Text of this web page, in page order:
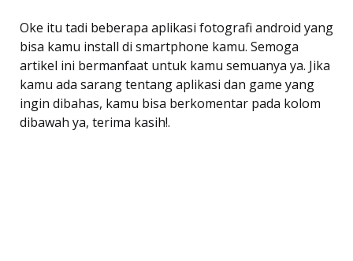
Oke itu tadi beberapa aplikasi fotografi android yang
bisa kamu install di smartphone kamu. Semoga
artikel ini bermanfaat untuk kamu semuanya ya. Jika
kamu ada sarang tentang aplikasi dan game yang
ingin dibahas, kamu bisa berkomentar pada kolom
dibawah ya, terima kasih!.